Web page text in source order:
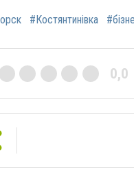
#Костянтинівка
0,0